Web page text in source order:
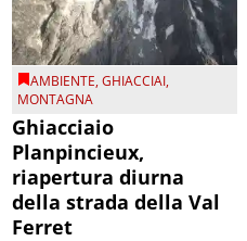
AMBIENTE,GHIACCIAI,
MONTAGNA
Ghiacciaio
Planpincieux,
riapertura diurna
della strada della Val
Ferret